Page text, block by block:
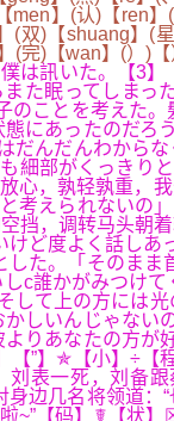
】(认)【ren
(双)【shuang
(完)【wan】(）)【
いた。【3】
た眠ってしま
ことを考えた
にあったのだ
んだんわから
部がくっきり
，孰轻孰重，
考えられない
挡，调转马
ど度よく話し
た。「そのま
c誰かがみつけ
て上の方には
しいんじゃな
りあなたの方
【”】✯【小】
表一死，刘备
几名将领道：
【码】☤【状